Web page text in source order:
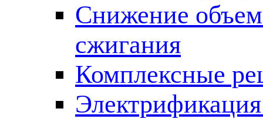
Снижение
сжигания
Комплексные